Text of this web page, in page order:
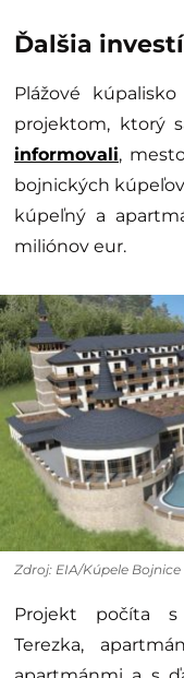
Ďalšia
Plážové
projektom, ktorý
informovali,
bojnických
kúpeľný a
miliónov eur.
Zdroj: EIA/Kúpele Bojnice
Projekt počíta s
Terezka,